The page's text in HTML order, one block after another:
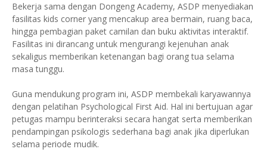
Bekerja sama dengan Dongeng Academy, ASDP menyediakan
fasilitas kids corner yang mencakup area bermain, ruang baca,
hingga pembagian paket camilan dan buku aktivitas interaktif.
Fasilitas ini dirancang untuk mengurangi kejenuhan anak
sekaligus memberikan ketenangan bagi orang tua selama
masa tunggu.
Guna mendukung program ini, ASDP membekali karyawannya
dengan pelatihan Psychological First Aid. Hal ini bertujuan agar
petugas mampu berinteraksi secara hangat serta memberikan
pendampingan psikologis sederhana bagi anak jika diperlukan
selama periode mudik.